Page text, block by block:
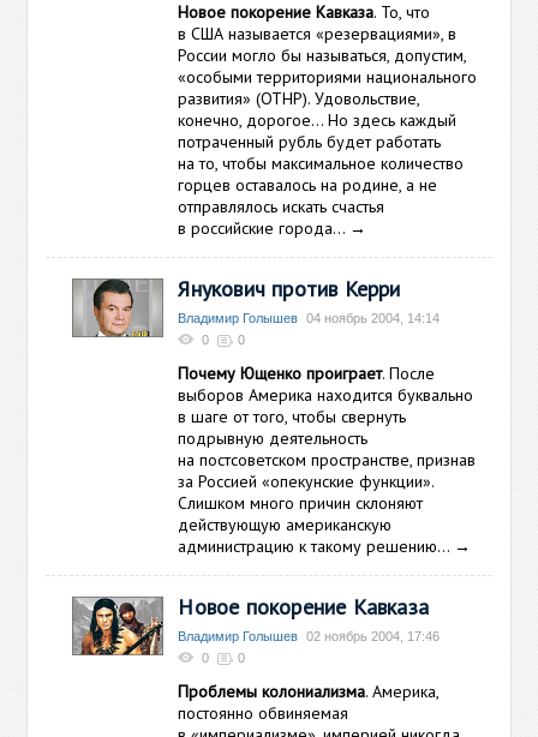
Новое покорение Кавказа. То, что
в США называется «резервациями», в
России могло бы называться, допустим,
«особыми территориями национального
развития» (ОТНР). Удовольствие,
конечно, дорогое… Но здесь каждый
потраченный рубль будет работать
на то, чтобы максимальное количество
горцев оставалось на родине, а не
отправлялось искать счастья
в российские города… →
Янукович против Керри
Владимир Голышев
04 ноябрь 2004, 14:14
0
0
Почему Ющенко проиграет. После
выборов Америка находится буквально
в шаге от того, чтобы свернуть
подрывную деятельность
на постсоветском пространстве, признав
за Россией «опекунские функции».
Слишком много причин склоняют
действующую американскую
администрацию к такому решению… →
Новое покорение Кавказа
Владимир Голышев
02 ноябрь 2004, 17:46
0
0
Проблемы колониализма. Америка,
постоянно обвиняемая